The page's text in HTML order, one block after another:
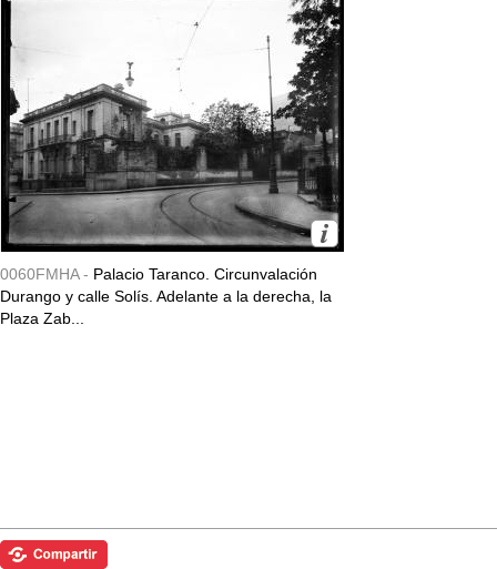
0060FMHA - Palacio Taranco. Circunvalación
Durango y calle Solís. Adelante a la derecha, la
Plaza Zab...